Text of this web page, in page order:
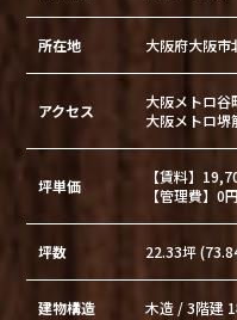
所在地 大阪府大阪市
アクセス
大阪メトロ谷
大阪メトロ堺
坪単価
【賃料】
【管理費】0円
坪数 22.33坪
建物構造 木造 / 3階建